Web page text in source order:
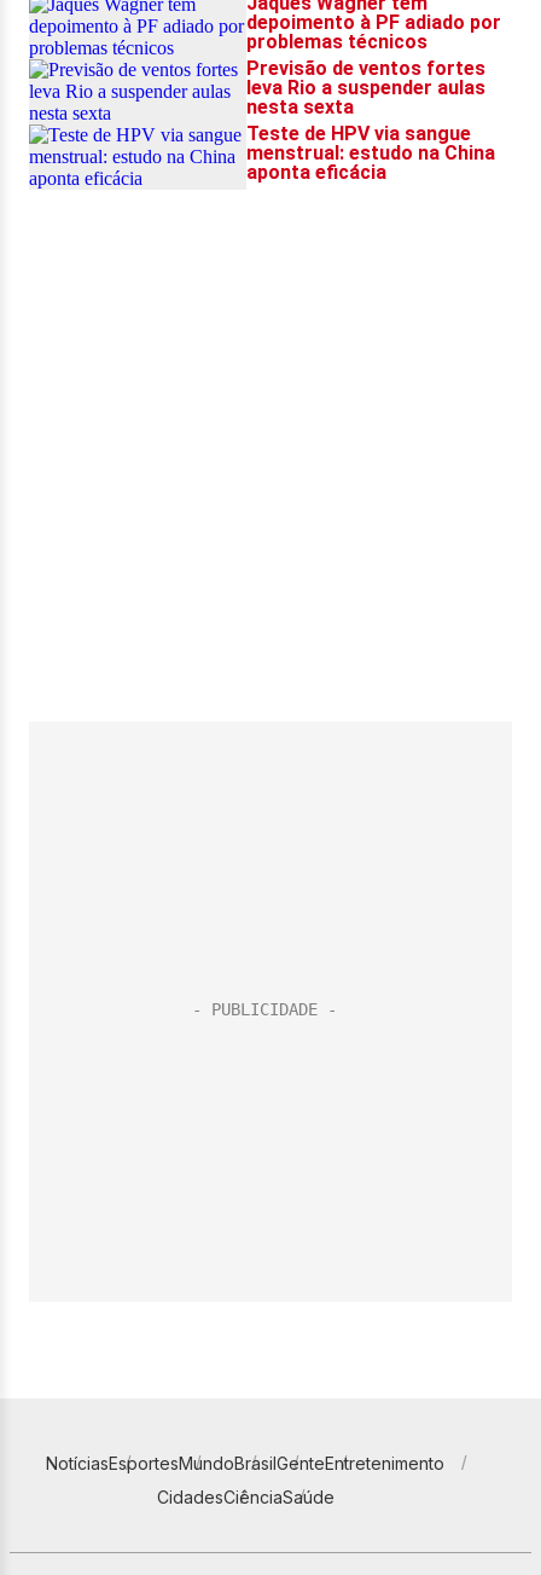
NotíciasEsportesMundoBrasilGenteEntretenimento
CidadesCiênciaSaúde